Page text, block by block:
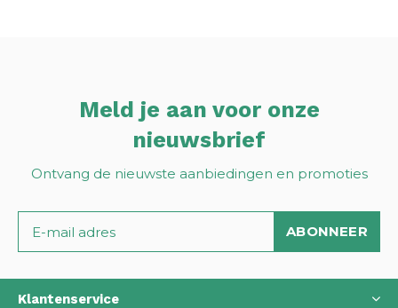
Meld je aan voor onze
nieuwsbrief
Ontvang de nieuwste aanbiedingen en promoties
ABONNEER
Klantenservice